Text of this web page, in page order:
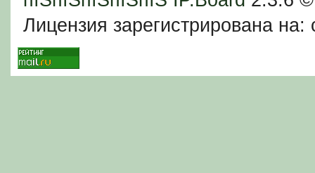
Лицензия зарегистрирована